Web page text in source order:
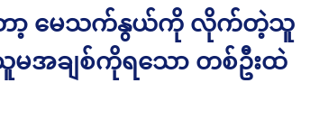
ော့ မေသက်နွယ်ကို လိုက်တဲ့သူ
မအချစ်ကိုရသော တစ်ဦးထဲ